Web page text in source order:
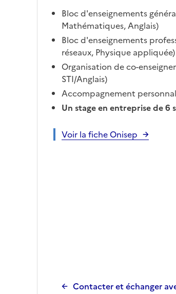
Bloc d'enseignements
Mathématiques, Anglais)
Bloc d'enseignements
réseaux, Physique appliquée)
Organisation de co-
STI/Anglais)
Accompagnement
Un stage en entreprise de 6
Voir la fiche Onisep
Contacter et échanger